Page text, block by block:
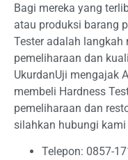
Bagi mereka yang
atau produksi barang
Tester adalah
pemeliharaan dan
UkurdanUji mengajak
membeli Hardness
pemeliharaan dan
silahkan hubungi kami
Telepon: 0857-